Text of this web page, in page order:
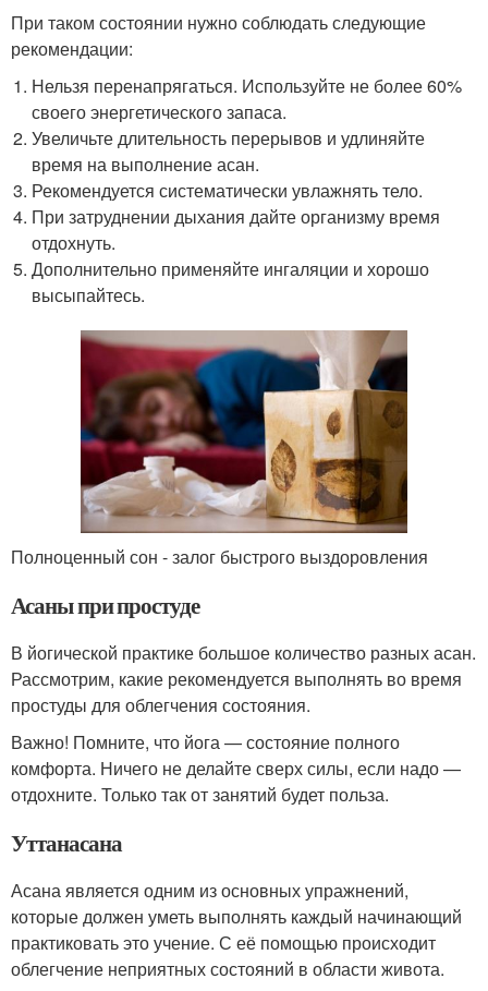
При таком состоянии нужно соблюдать следующие
рекомендации:
Нельзя перенапрягаться. Используйте не более 60%
своего энергетического запаса.
Увеличьте длительность перерывов и удлиняйте
время на выполнение асан.
Рекомендуется систематически увлажнять тело.
При затруднении дыхания дайте организму время
отдохнуть.
Дополнительно применяйте ингаляции и хорошо
высыпайтесь.
Полноценный сон - залог быстрого выздоровления
Асаны при простуде
В йогической практике большое количество разных асан.
Рассмотрим, какие рекомендуется выполнять во время
простуды для облегчения состояния.
Важно! Помните, что йога — состояние полного
комфорта. Ничего не делайте сверх силы, если надо —
отдохните. Только так от занятий будет польза.
Уттанасана
Асана является одним из основных упражнений,
которые должен уметь выполнять каждый начинающий
практиковать это учение. С её помощью происходит
облегчение неприятных состояний в области живота.